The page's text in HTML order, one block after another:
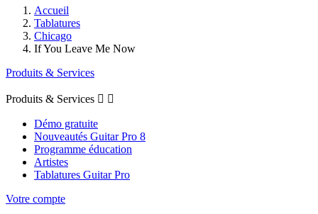
Accueil
Tablatures
Chicago
If You Leave Me Now
Produits & Services
Produits & Services  
Démo gratuite
Nouveautés Guitar Pro 8
Programme éducation
Artistes
Tablatures Guitar Pro
Votre compte